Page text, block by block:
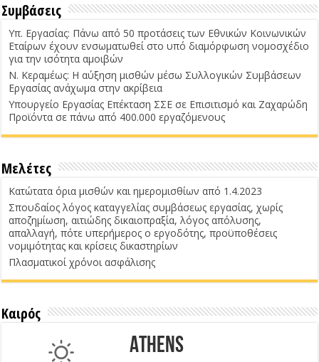
Συμβάσεις
Υπ. Εργασίας: Πάνω από 50 προτάσεις των Εθνικών Κοινωνικών
Εταίρων έχουν ενσωματωθεί στο υπό διαμόρφωση νομοσχέδιο
για την ισότητα αμοιβών
Ν. Κεραμέως: Η αύξηση μισθών μέσω Συλλογικών Συμβάσεων
Εργασίας ανάχωμα στην ακρίβεια
Υπουργείο Εργασίας Επέκταση ΣΣΕ σε Επισιτισμό και Ζαχαρώδη
Προϊόντα σε πάνω από 400.000 εργαζόμενους
Μελέτες
Κατώτατα όρια μισθών και ημερομισθίων από 1.4.2023
Σπουδαίος λόγος καταγγελίας συμβάσεως εργασίας, χωρίς
αποζημίωση, αιτιώδης δικαιοπραξία, λόγος απόλυσης,
απαλλαγή, πότε υπερήμερος ο εργοδότης, προϋποθέσεις
νομιμότητας και κρίσεις δικαστηρίων
Πλασματικοί χρόνοι ασφάλισης
Καιρός
Athens